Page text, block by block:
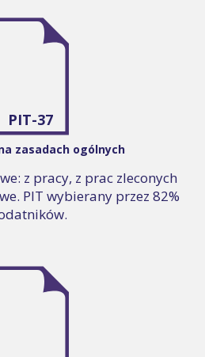
PIT-37
zasadach ogólnych
z pracy, z prac zleconych
PIT wybierany przez 82%